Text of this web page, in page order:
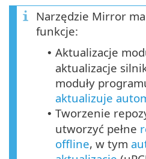
Narzędzie Mirror
funkcje:
• Aktualizacje
aktualizacje
moduły
aktualizuje
• Tworzenie
utworzyć pełne
offline, w tym